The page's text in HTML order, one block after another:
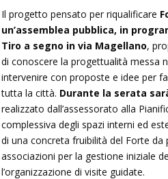
Il progetto pensato per riqualificare
un’assemblea pubblica, in
Tiro a segno in via Magellano,
di conoscere la progettualità messa
intervenire con proposte e idee per
tutta la città. Durante la serata
realizzato dall’assessorato alla
complessiva degli spazi interni ed
di una concreta fruibilità del Forte
associazioni per la gestione iniziale
l’organizzazione di visite guidate.